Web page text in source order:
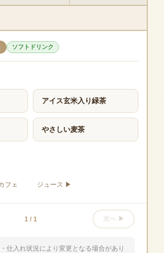
ソフトドリンク
アイス玄米入り緑茶
やさしい麦茶
フェ ジュース ▶
1 / 1 次へ ▶
仕入れ状況により変更となる場合があり